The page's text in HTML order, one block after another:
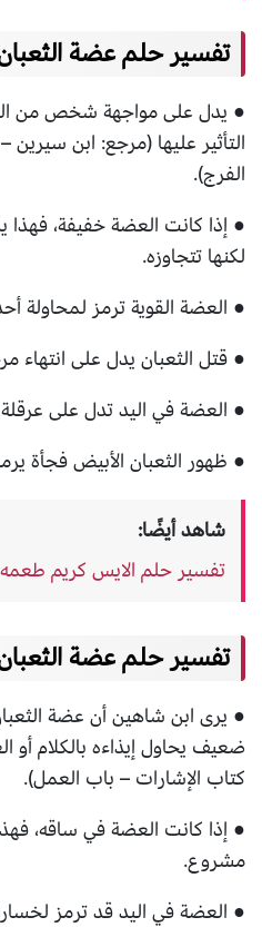
تفسير حلم عضة
● يدل على مواجهة شخص من
التأثير عليها (مرجع: ابن
الفرج).
● إذا كانت العضة خفيفة،
لكنها تتجاوزه.
● العضة القوية ترمز لمحاولة
● قتل الثعبان يدل على انتهاء
● العضة في اليد تدل على
● ظهور الثعبان الأبيض فجأة
شاهد أيضًا:
تفسير حلم الايس كريم
تفسير حلم عضة
● يرى ابن شاهين أن عضة
ضعيف يحاول إيذاءه بالكلام أو
كتاب الإشارات – باب العمل).
● إذا كانت العضة في ساقه،
مشروع.
● العضة في اليد قد ترمز